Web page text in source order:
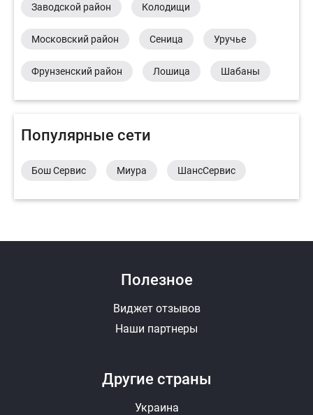
Заводской район Колодищи
Московский район Сеница Уручье
Фрунзенский район Лошица Шабаны
Популярные сети
Бош Сервис Миура ШансСервис
Другие страны
Украина
Полезное
Виджет отзывов
Наши партнеры